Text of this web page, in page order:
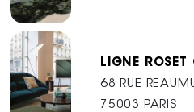
LIGNE ROSET
68 RUE
75003 PARIS